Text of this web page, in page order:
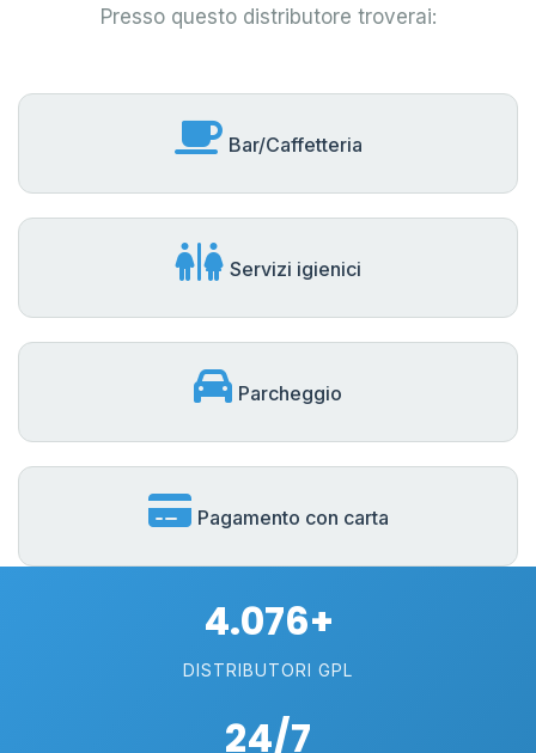
Presso questo distributore troverai:
Bar/Caffetteria
Servizi igienici
Parcheggio
Pagamento con carta
4.076+
DISTRIBUTORI GPL
24/7